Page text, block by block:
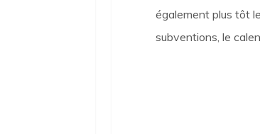
également plus tôt
subventions, le